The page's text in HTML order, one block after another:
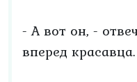
- А вот он, -
вперед красавца.